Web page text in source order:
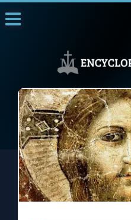
1000 Raisons de Croire
L'actualité de la semaine
La chaîne Youtube